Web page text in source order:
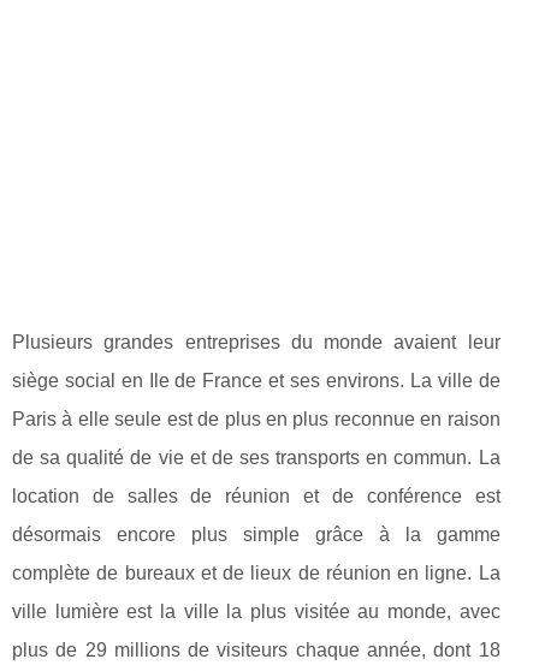
Plusieurs grandes entreprises du monde avaient leur
siège social en Ile de France et ses environs. La ville de
Paris à elle seule est de plus en plus reconnue en raison
de sa qualité de vie et de ses transports en commun. La
location de salles de réunion et de conférence est
désormais encore plus simple grâce à la gamme
complète de bureaux et de lieux de réunion en ligne. La
ville lumière est la ville la plus visitée au monde, avec
plus de 29 millions de visiteurs chaque année, dont 18